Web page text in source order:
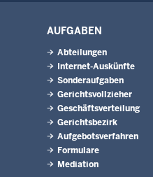
AUFGABEN
Abteilungen
Internet-Auskünfte
Sonderaufgaben
Gerichtsvollzieher
Geschäftsverteilung
Gerichtsbezirk
Aufgebotsverfahren
Formulare
Mediation